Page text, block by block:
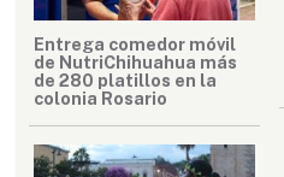
Entrega comedor móvil
de NutriChihuahua más
de 280 platillos en la
colonia Rosario